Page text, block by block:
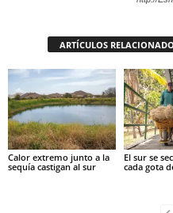
ARTÍCULOS
Calor extremo junto a la
sequía castigan al sur
El sur se
cada gota